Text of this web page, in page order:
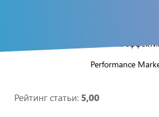
Анализ
Performance
Рейтинг статьи: 5,00